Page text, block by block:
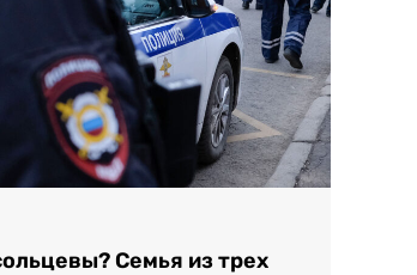
Семья из трех